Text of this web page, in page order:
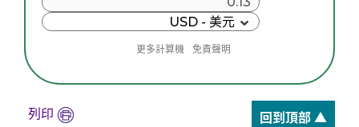
USD - 美元
更多計算機 免責聲明
列印 回到頂部 ▲